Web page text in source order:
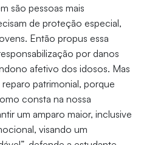
são pessoas mais
de proteção especial,
Então propus essa
por danos
afetivo dos idosos. Mas
patrimonial, porque
consta na nossa
um amparo maior, inclusive
visando um